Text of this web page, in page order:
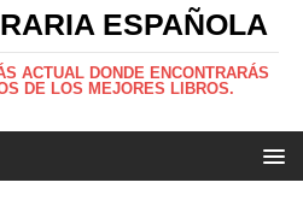
ESPAÑOLA
ACTUAL DONDE ENCONTRARÁS
DE LOS MEJORES LIBROS.